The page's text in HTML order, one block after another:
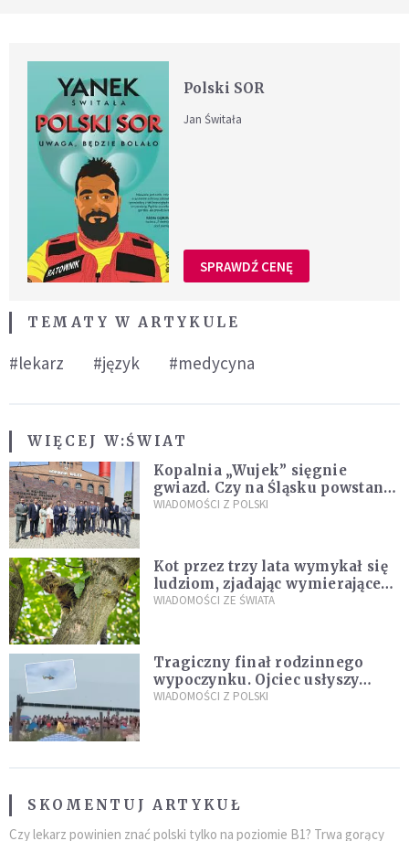
Polski SOR
Jan Świtała
SPRAWDŹ CENĘ
TEMATY W ARTYKULE
#lekarz #język #medycyna
WIĘCEJ W:ŚWIAT
Kopalnia „Wujek” sięgnie
gwiazd. Czy na Śląsku powstanie
„Dolina Krzemowa”?
WIADOMOŚCI Z POLSKI
Kot przez trzy lata wymykał się
ludziom, zjadając wymierające
kaczki. W końcu popełnił
WIADOMOŚCI ZE ŚWIATA
Tragiczny finał rodzinnego
wypoczynku. Ojciec usłyszy
zarzuty
WIADOMOŚCI Z POLSKI
SKOMENTUJ ARTYKUŁ
Czy lekarz powinien znać polski tylko na poziomie B1? Trwa gorący